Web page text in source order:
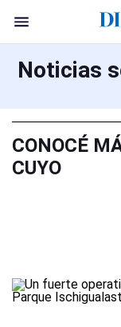
Noticias
CONOCÉ
CUYO